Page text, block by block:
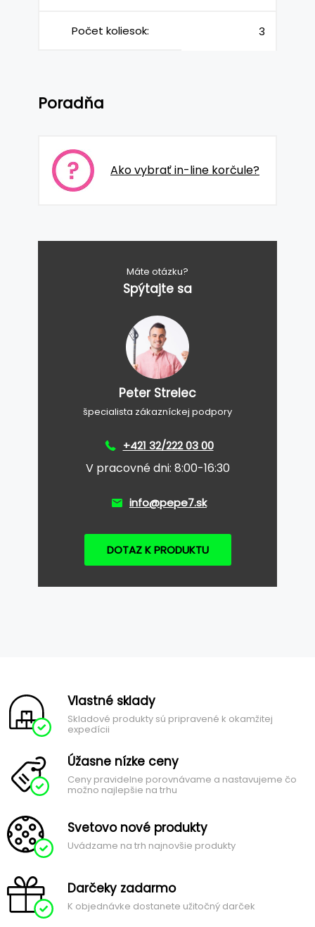
Počet koliesok: 3
Poradňa
Ako vybrať in-line korčule?
Máte otázku?
Spýtajte sa
Peter Strelec
špecialista zákazníckej podpory
+421 32/222 03 00
V pracovné dni: 8:00-16:30
info@pepe7.sk
DOTAZ K PRODUKTU
Vlastné sklady
Skladové produkty sú pripravené k okamžitej
expedícii
Úžasne nízke ceny
Ceny pravidelne porovnávame a nastavujeme čo
možno najlepšie na trhu
Svetovo nové produkty
Uvádzame na trh najnovšie produkty
Darčeky zadarmo
K objednávke dostanete užitočný darček